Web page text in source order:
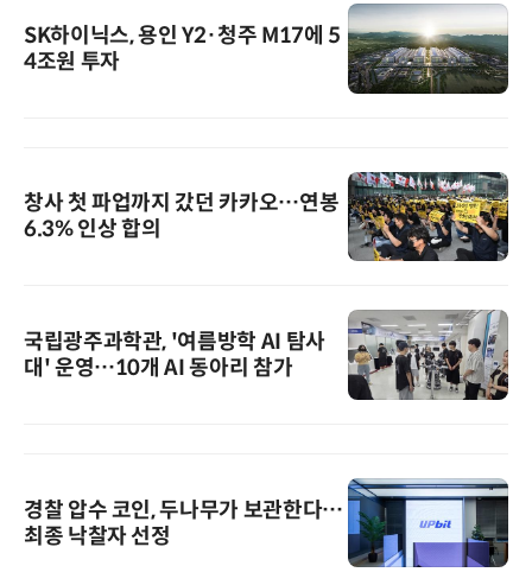
SK하이닉스, 용인 Y2·청주 M17에 5
4조원 투자
창사 첫 파업까지 갔던 카카오…연봉
6.3% 인상 합의
국립광주과학관, '여름방학 AI 탐사
대' 운영…10개 AI 동아리 참가
경찰 압수 코인, 두나무가 보관한다…
최종 낙찰자 선정